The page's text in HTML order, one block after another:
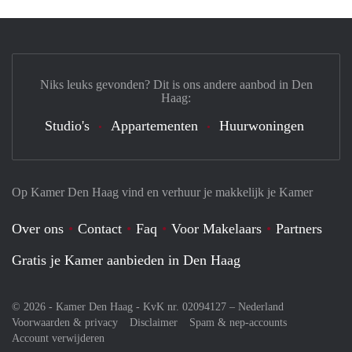
Op Kamer Den Haag vind en verhuur je makkelijk je Kamer
Over ons Contact Faq Voor Makelaars
Partners
Gratis je Kamer aanbieden in Den Haag
© 2026 - Kamer Den Haag - KvK nr. 02094127 – Nederland
Voorwaarden & privacy
Disclaimer
Spam & nep-accounts
Account verwijderen
Niks leuks gevonden? Dit is ons andere aanbod in Den
Haag:
Studio's Appartementen Huurwoningen